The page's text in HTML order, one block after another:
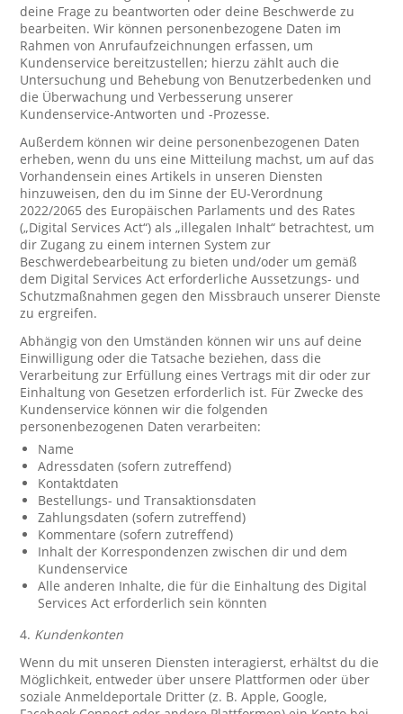
deine Frage zu beantworten oder deine Beschwerde zu
bearbeiten. Wir können personenbezogene Daten im
Rahmen von Anrufaufzeichnungen erfassen, um
Kundenservice bereitzustellen; hierzu zählt auch die
Untersuchung und Behebung von Benutzerbedenken und
die Überwachung und Verbesserung unserer
Kundenservice-Antworten und -Prozesse.
Außerdem können wir deine personenbezogenen Daten
erheben, wenn du uns eine Mitteilung machst, um auf das
Vorhandensein eines Artikels in unseren Diensten
hinzuweisen, den du im Sinne der EU-Verordnung
2022/2065 des Europäischen Parlaments und des Rates
(„Digital Services Act“) als „illegalen Inhalt“ betrachtest, um
dir Zugang zu einem internen System zur
Beschwerdebearbeitung zu bieten und/oder um gemäß
dem Digital Services Act erforderliche Aussetzungs- und
Schutzmaßnahmen gegen den Missbrauch unserer Dienste
zu ergreifen.
Abhängig von den Umständen können wir uns auf deine
Einwilligung oder die Tatsache beziehen, dass die
Verarbeitung zur Erfüllung eines Vertrags mit dir oder zur
Einhaltung von Gesetzen erforderlich ist. Für Zwecke des
Kundenservice können wir die folgenden
personenbezogenen Daten verarbeiten:
Name
Adressdaten (sofern zutreffend)
Kontaktdaten
Bestellungs- und Transaktionsdaten
Zahlungsdaten (sofern zutreffend)
Kommentare (sofern zutreffend)
Inhalt der Korrespondenzen zwischen dir und dem
Kundenservice
Alle anderen Inhalte, die für die Einhaltung des Digital
Services Act erforderlich sein könnten
4. Kundenkonten
Wenn du mit unseren Diensten interagierst, erhältst du die
Möglichkeit, entweder über unsere Plattformen oder über
soziale Anmeldeportale Dritter (z. B. Apple, Google,